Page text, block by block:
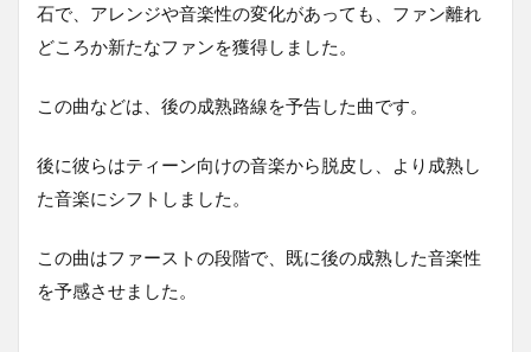
石で、アレンジや音楽性の変化があっても、ファン離れ
どころか新たなファンを獲得しました。
この曲などは、後の成熟路線を予告した曲です。
後に彼らはティーン向けの音楽から脱皮し、より成熟し
た音楽にシフトしました。
この曲はファーストの段階で、既に後の成熟した音楽性
を予感させました。